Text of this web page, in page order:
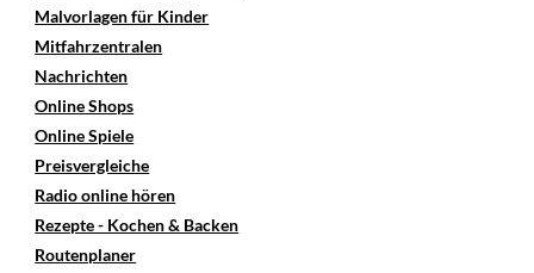
Malvorlagen für Kinder
Mitfahrzentralen
Nachrichten
Online Shops
Online Spiele
Preisvergleiche
Radio online hören
Rezepte - Kochen & Backen
Routenplaner